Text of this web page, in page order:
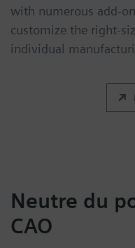
with numerous add-
customize the right-
individual
Neutre du
CAO